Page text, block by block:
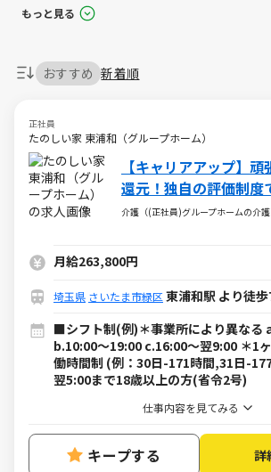
おすすめ 新着順
正社員
たのしい家 東浦和（グループホーム）
【キャリアアップ】
還元！独自の評価制度
関わらず給与UPが可
介護（(正社員)グループホームの介護
月給263,800円
埼玉県 さいたま市緑区 東浦和駅 より徒
■シフト制(例)＊事業所により異なる
b.10:00～19:00 c.16:00～翌9:00 ＊1
働時間制 (例：30日-171時間,31日-
翌5:00まで18歳以上の方(省令2号)
仕事内容を見てみる
キープする 詳
もっと見る